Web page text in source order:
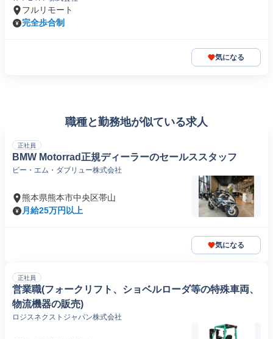
フルリモート
完全歩合制
気になる
職種と勤務地が似ている求人
正社員
BMW Motorrad正規ディーラーのセールススタッフ
ビー・エム・ダブリュー株式会社
熊本県熊本市中央区帯山
月給25万円以上
気になる
正社員
営業職(フォークリフト、ショベルローダ等の特殊車両、
物流機器の販売)
ロジスネクストジャパン株式会社